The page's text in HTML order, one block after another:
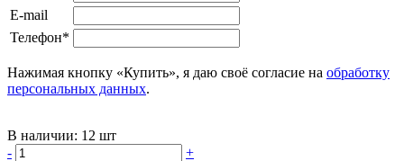
E-mail
Телефон*
Нажимая кнопку «Купить», я даю своё согласие на обработку
персональных данных.
В наличии: 12 шт
-
+